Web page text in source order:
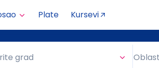
Plate Kursevi
grad